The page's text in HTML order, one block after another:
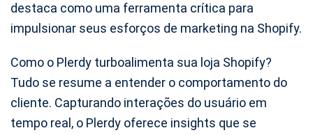
destaca como uma ferramenta crítica para
impulsionar seus esforços de marketing na Shopify.
Como o Plerdy turboalimenta sua loja Shopify?
Tudo se resume a entender o comportamento do
cliente. Capturando interações do usuário em
tempo real, o Plerdy oferece insights que se